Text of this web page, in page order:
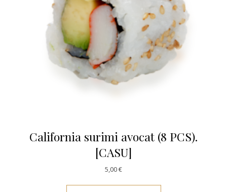
California surimi avocat (8 PCS).
[CASU]
5,00€